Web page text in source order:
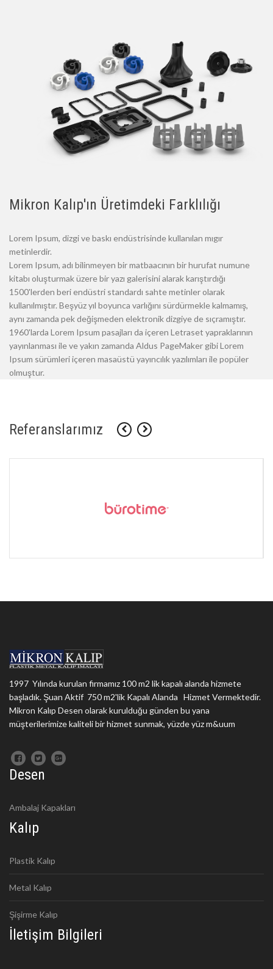
Mikron Kalıp'ın Üretimdeki Farklılığı
Lorem Ipsum, dizgi ve baskı endüstrisinde kullanılan mıgır
metinlerdir.
Lorem Ipsum, adı bilinmeyen bir matbaacının bir hurufat numune
kitabı oluşturmak üzere bir yazı galerisini alarak karıştırdığı
1500'lerden beri endüstri standardı sahte metinler olarak
kullanılmıştır. Beşyüz yıl boyunca varlığını sürdürmekle kalmamış,
aynı zamanda pek değişmeden elektronik dizgiye de sıçramıştır.
1960'larda Lorem Ipsum pasajları da içeren Letraset yapraklarının
yayınlanması ile ve yakın zamanda Aldus PageMaker gibi Lorem
Ipsum sürümleri içeren masaüstü yayıncılık yazılımları ile popüler
olmuştur.
Referanslarımız
1997 Yılında kurulan firmamız 100 m2 lik kapalı alanda hizmete
başladık. Şuan Aktif 750 m2'lik Kapalı Alanda Hizmet Vermektedir.
Mikron Kalıp Desen olarak kurulduğu günden bu yana
müşterilerimize kaliteli bir hizmet sunmak, yüzde yüz m&uum
Desen
Ambalaj Kapakları
Kalıp
Plastik Kalıp
Metal Kalıp
Şişirme Kalıp
İletişim Bilgileri